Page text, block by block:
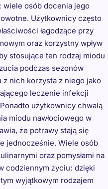
wiele osób docenia jego
Użytkownicy często
łagodzące przy
oraz korzystny wpływ
stosujące ten rodzaj miodu
podczas sezonów
nich korzysta z niego jako
leczenie infekcji
użytkownicy chwalą
miodu nawłociowego w
że potrawy stają się
jednocześnie. Wiele osób
oraz pomysłami na
codziennym życiu; dzięki
wyjątkowym rodzajem